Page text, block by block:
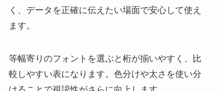
く、データを正確に伝えたい場面で安心して使え
ます。
等幅寄りのフォントを選ぶと桁が揃いやすく、比
較しやすい表になります。色分けや太さを使い分